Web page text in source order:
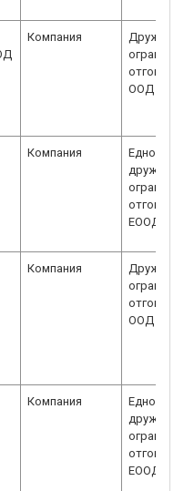
Компания
ООД
Компания
ЕООД
Компания
ООД
Компания
ЕООД